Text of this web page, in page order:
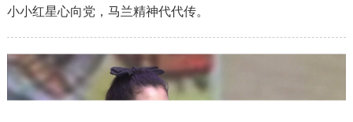
小小红星心向党，马兰精神代代传。